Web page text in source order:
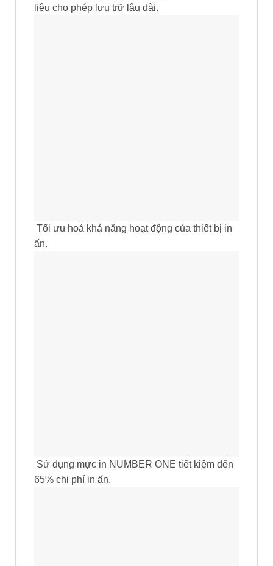
liệu cho phép lưu trữ lâu dài.
Tối ưu hoá khả năng hoạt động của thiết bị in
ấn.
Sử dụng mực in NUMBER ONE tiết kiệm đến
65% chi phí in ấn.